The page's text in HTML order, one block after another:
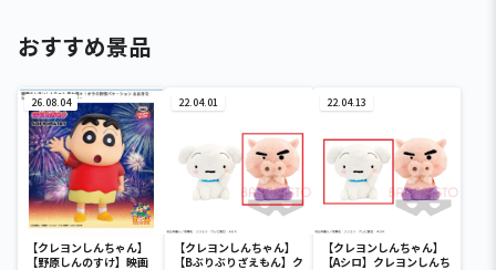
おすすめ景品
26.08.04
【クレヨンしんちゃん】
【野原しんのすけ】映画
22.04.01
【クレヨンしんちゃん】
【Bぶりぶりざえもん】ク
22.04.13
【クレヨンしんちゃん】
【Aシロ】クレヨンしんち